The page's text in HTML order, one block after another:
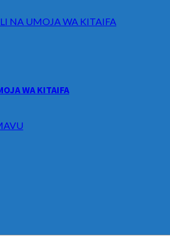
NA UMOJA WA KITAIFA
WA KITAIFA